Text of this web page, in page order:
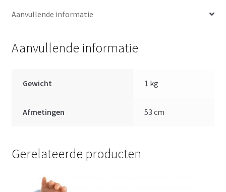
cm
Aanvullende informatie
Aanvullende informatie
Gewicht 1 kg
Afmetingen 53 cm
Gerelateerde producten